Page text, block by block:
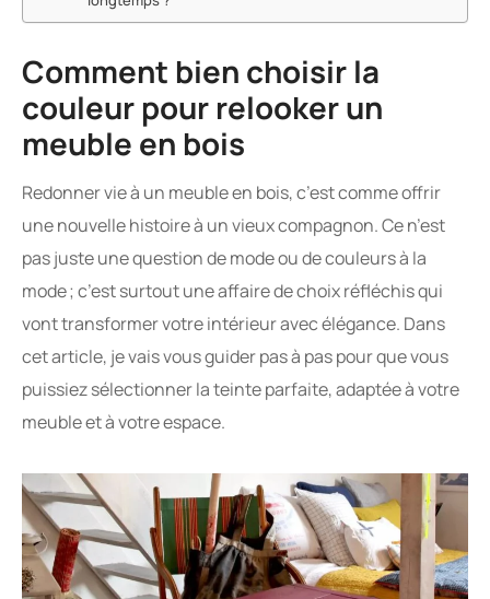
Comment bien choisir la
couleur pour relooker un
meuble en bois
Redonner vie à un meuble en bois, c’est comme offrir
une nouvelle histoire à un vieux compagnon. Ce n’est
pas juste une question de mode ou de couleurs à la
mode ; c’est surtout une affaire de choix réfléchis qui
vont transformer votre intérieur avec élégance. Dans
cet article, je vais vous guider pas à pas pour que vous
puissiez sélectionner la teinte parfaite, adaptée à votre
meuble et à votre espace.